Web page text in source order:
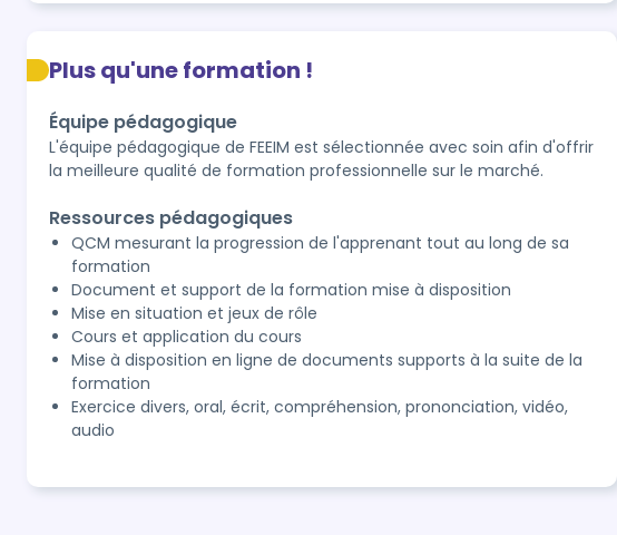
Plus qu'une formation !
Équipe pédagogique
L'équipe pédagogique de FEEIM est sélectionnée avec soin afin d'offrir
la meilleure qualité de formation professionnelle sur le marché.
Ressources pédagogiques
QCM mesurant la progression de l'apprenant tout au long de sa
formation
Document et support de la formation mise à disposition
Mise en situation et jeux de rôle
Cours et application du cours
Mise à disposition en ligne de documents supports à la suite de la
formation
Exercice divers, oral, écrit, compréhension, prononciation, vidéo,
audio